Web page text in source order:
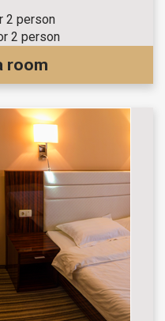
2 person
2 person
room